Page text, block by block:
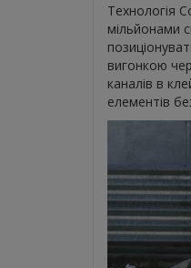
Технологія
мільйонами
вигонкою
каналів в
елементів